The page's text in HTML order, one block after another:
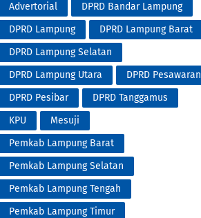
Advertorial
DPRD Bandar Lampung
DPRD Lampung
DPRD Lampung Barat
DPRD Lampung Selatan
DPRD Lampung Utara
DPRD Pesawaran
DPRD Pesibar
DPRD Tanggamus
KPU
Mesuji
Pemkab Lampung Barat
Pemkab Lampung Selatan
Pemkab Lampung Tengah
Pemkab Lampung Timur